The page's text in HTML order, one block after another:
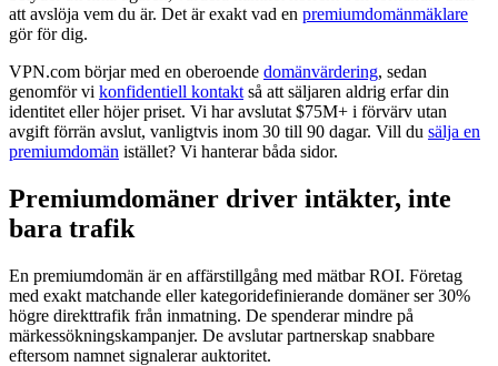
att avslöja vem du är. Det är exakt vad en premiumdomänmäklare
gör för dig.
VPN.com börjar med en oberoende domänvärdering, sedan
genomför vi konfidentiell kontakt så att säljaren aldrig erfar din
identitet eller höjer priset. Vi har avslutat $75M+ i förvärv utan
avgift förrän avslut, vanligtvis inom 30 till 90 dagar. Vill du sälja en
premiumdomän istället? Vi hanterar båda sidor.
Premiumdomäner driver intäkter, inte
bara trafik
En premiumdomän är en affärstillgång med mätbar ROI. Företag
med exakt matchande eller kategoridefinierande domäner ser 30%
högre direkttrafik från inmatning. De spenderar mindre på
märkessökningskampanjer. De avslutar partnerskap snabbare
eftersom namnet signalerar auktoritet.